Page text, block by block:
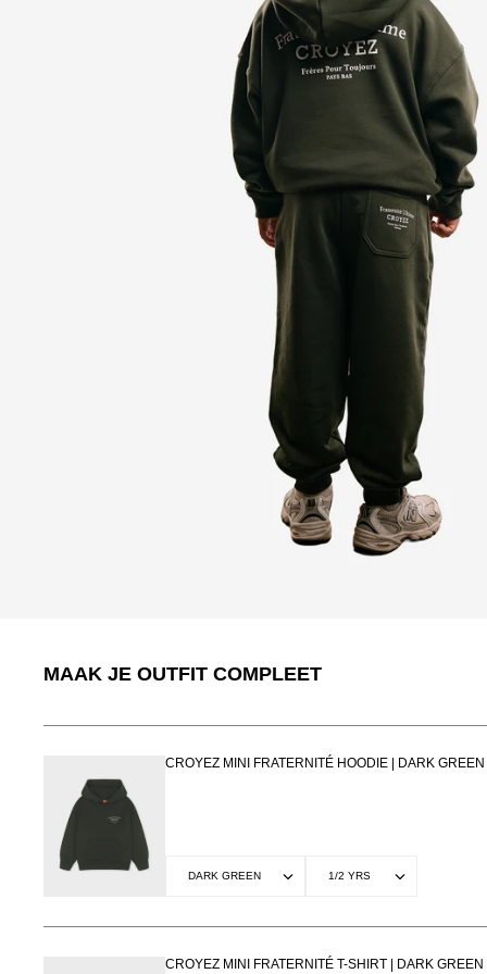
MAAK JE OUTFIT COMPLEET
CROYEZ MINI FRATERNITÉ HOODIE | DARK GREEN
CROYEZ MINI FRATERNITÉ T-SHIRT | DARK GREEN